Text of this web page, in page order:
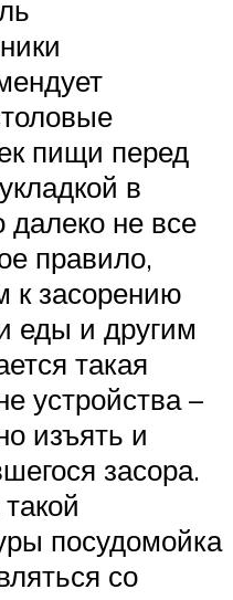
пищи перед
в
далеко не все
правило,
к засорению
еды и другим
такая
устройства –
изъять и
засора.
посудомойка
со